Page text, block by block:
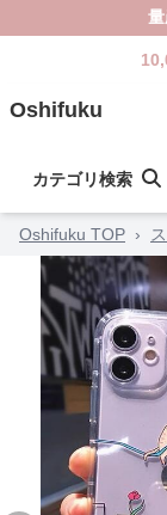
Oshifuku
カテゴリ検索
Oshifuku TOP ›